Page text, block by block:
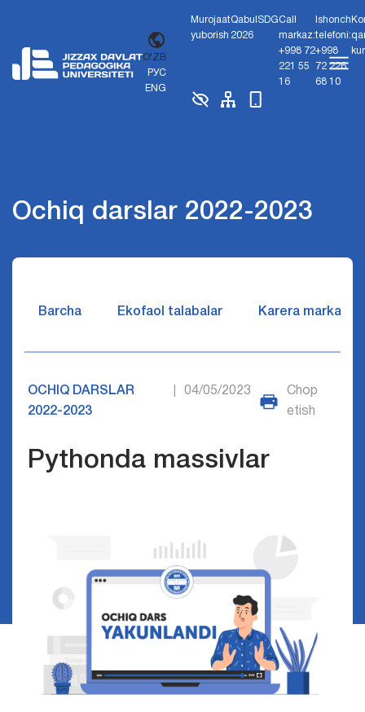
O'ZB
РУС
ENG
Murojaat
yuborish
Qabul
2026
SDGCall
markaz:
+998 72
221 55
16
Ishonch
telefoni:
+998
72 226
68 10
Ochiq darslar 2022-2023
Barcha Ekofaol talabalar Karera markazi
OCHIQ DARSLAR
2022-2023
04/05/2023
Chop
etish
Pythonda massivlar